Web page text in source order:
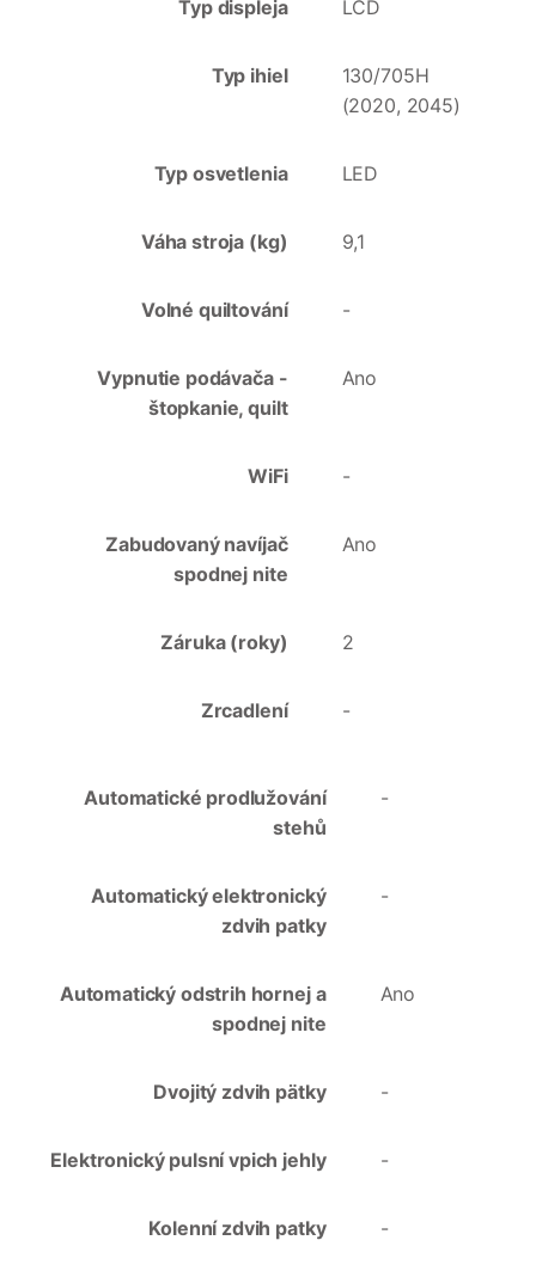
Typ displeja LCD
Typ ihiel
130/705H
(2020, 2045)
Typ osvetlenia LED
Váha stroja (kg) 9,1
Volné quiltování -
Vypnutie podávača -
štopkanie, quilt
Ano
WiFi -
Zabudovaný navíjač
spodnej nite
Ano
Záruka (roky) 2
Zrcadlení -
Automatické prodlužování
stehů
-
Automatický elektronický
zdvih patky
-
Automatický odstrih hornej a
spodnej nite
Ano
Dvojitý zdvih pätky -
Elektronický pulsní vpich jehly -
Kolenní zdvih patky -